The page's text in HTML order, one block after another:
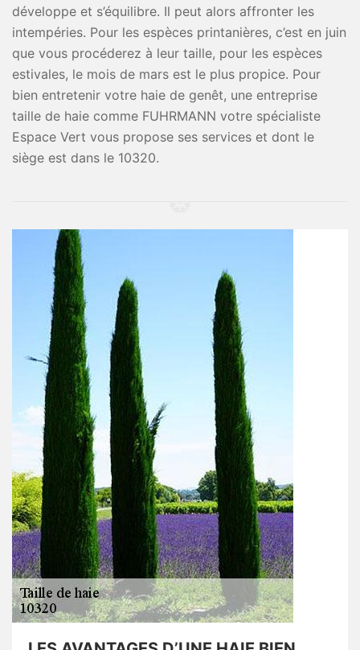
développe et s’équilibre. Il peut alors affronter les
intempéries. Pour les espèces printanières, c’est en juin
que vous procéderez à leur taille, pour les espèces
estivales, le mois de mars est le plus propice. Pour
bien entretenir votre haie de genêt, une entreprise
taille de haie comme FUHRMANN votre spécialiste
Espace Vert vous propose ses services et dont le
siège est dans le 10320.